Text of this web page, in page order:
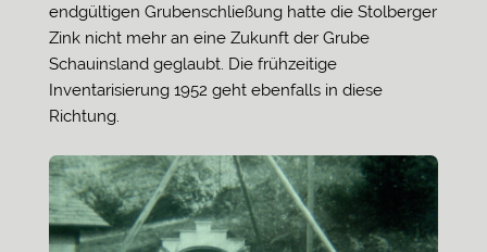
endgültigen Grubenschließung hatte die Stolberger
Zink nicht mehr an eine Zukunft der Grube
Schauinsland geglaubt. Die frühzeitige
Inventarisierung 1952 geht ebenfalls in diese
Richtung.